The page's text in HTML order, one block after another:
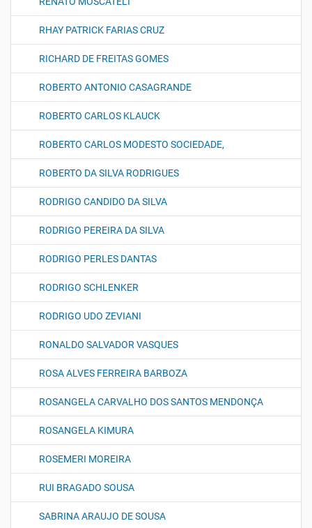
RHAY PATRICK FARIAS CRUZ
RICHARD DE FREITAS GOMES
ROBERTO ANTONIO CASAGRANDE
ROBERTO CARLOS KLAUCK
ROBERTO CARLOS MODESTO SOCIEDADE,
ROBERTO DA SILVA RODRIGUES
RODRIGO CANDIDO DA SILVA
RODRIGO PEREIRA DA SILVA
RODRIGO PERLES DANTAS
RODRIGO SCHLENKER
RODRIGO UDO ZEVIANI
RONALDO SALVADOR VASQUES
ROSA ALVES FERREIRA BARBOZA
ROSANGELA CARVALHO DOS SANTOS MENDONÇA
ROSANGELA KIMURA
ROSEMERI MOREIRA
RUI BRAGADO SOUSA
SABRINA ARAUJO DE SOUSA